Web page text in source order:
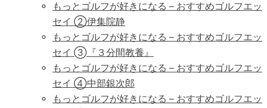
もっとゴルフが好きになる – おすすめゴルフエッ
セイ ②伊集院静
もっとゴルフが好きになる – おすすめゴルフエッ
セイ ➂『３分間教養』
もっとゴルフが好きになる – おすすめゴルフエッ
セイ ④中部銀次郎
もっとゴルフが好きになる – おすすめゴルフエッ